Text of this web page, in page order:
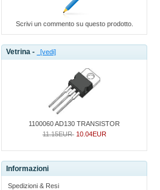
Scrivi un commento su questo prodotto.
Vetrina - [vedi]
1100060 AD130 TRANSISTOR
11.15EUR 10.04EUR
Informazioni
Spedizioni & Resi